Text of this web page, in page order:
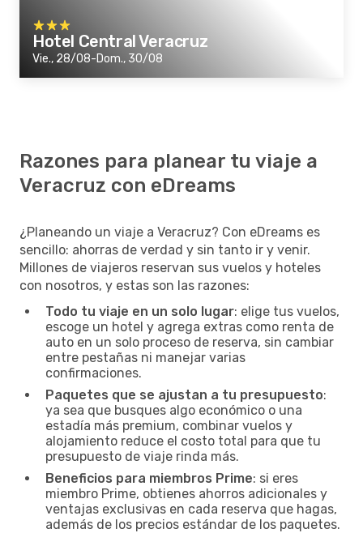
Hotel Central Veracruz
Vie., 28/08-Dom., 30/08
Razones para planear tu viaje a
Veracruz con eDreams
¿Planeando un viaje a Veracruz? Con eDreams es
sencillo: ahorras de verdad y sin tanto ir y venir.
Millones de viajeros reservan sus vuelos y hoteles
con nosotros, y estas son las razones:
Todo tu viaje en un solo lugar: elige tus vuelos,
escoge un hotel y agrega extras como renta de
auto en un solo proceso de reserva, sin cambiar
entre pestañas ni manejar varias
confirmaciones.
Paquetes que se ajustan a tu presupuesto:
ya sea que busques algo económico o una
estadía más premium, combinar vuelos y
alojamiento reduce el costo total para que tu
presupuesto de viaje rinda más.
Beneficios para miembros Prime: si eres
miembro Prime, obtienes ahorros adicionales y
ventajas exclusivas en cada reserva que hagas,
además de los precios estándar de los paquetes.